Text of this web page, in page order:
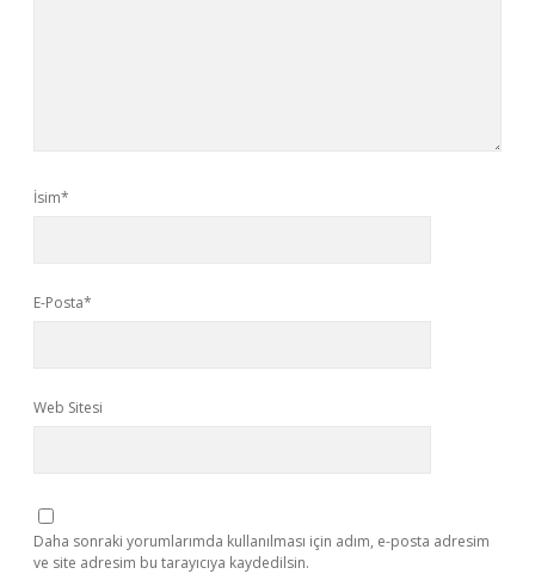
İsim*
E-Posta*
Web Sitesi
Daha sonraki yorumlarımda kullanılması için adım, e-posta adresim
ve site adresim bu tarayıcıya kaydedilsin.